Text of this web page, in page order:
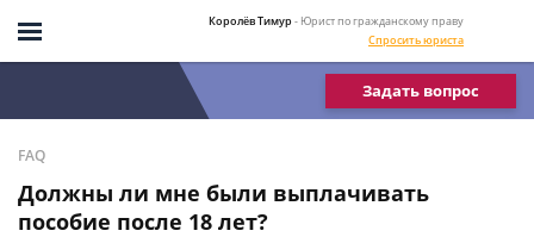
Королёв Тимур- Юрист по гражданскому праву
Спросить юриста
Задать вопрос
FAQ
Должны ли мне были выплачивать
пособие после 18 лет?